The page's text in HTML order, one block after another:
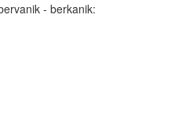
- berkanik: